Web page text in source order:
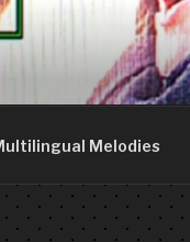
what you see.
Melodies